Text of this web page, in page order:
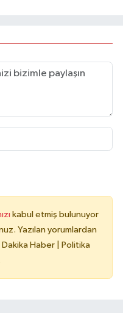
kabul etmiş bulunuyor
Yazılan yorumlardan
Dakika Haber | Politika